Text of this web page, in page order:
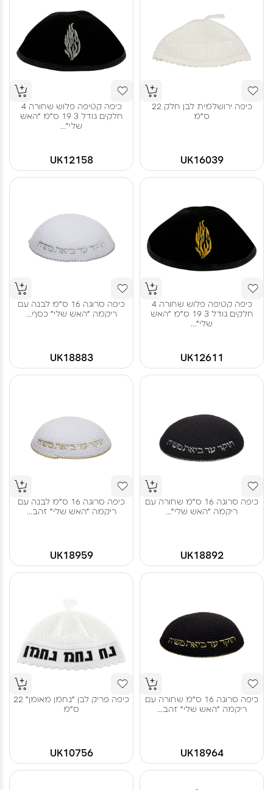
כיפה ירושלמית לבן חלק 22
ס"מ
UK16039
כיפה קטיפה פלוש שחורה 4
חלקים גודל 3 19 ס"מ "האש
שלי"...
UK12158
כיפה קטיפה פלוש שחורה 4
חלקים גודל 3 19 ס"מ "האש
שלי"...
UK12611
כיפה סרוגה 16 ס"מ לבנה עם
ריקמה "האש שלי" כסף...
UK18883
כיפה סרוגה 16 ס"מ שחורה עם
ריקמה "האש שלי"...
UK18892
כיפה סרוגה 16 ס"מ לבנה עם
ריקמה "האש שלי" זהב...
UK18959
כיפה סרוגה 16 ס"מ שחורה עם
ריקמה "האש שלי" זהב...
UK18964
כיפה פריק לבן "נחמן מאומן" 22
ס"מ
UK10756